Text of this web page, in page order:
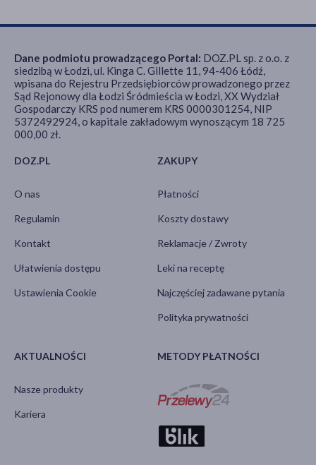
DOZ.PL
O nas
Regulamin
Kontakt
Ułatwienia dostępu
Ustawienia Cookie
ZAKUPY
Płatności
Koszty dostawy
Reklamacje / Zwroty
Leki na receptę
Najczęściej zadawane pytania
Polityka prywatności
AKTUALNOŚCI
Nasze produkty
Kariera
METODY PŁATNOŚCI
Dane podmiotu prowadzącego Portal: DOZ.PL sp. z o.o. z
siedzibą w Łodzi, ul. Kinga C. Gillette 11, 94-406 Łódź,
wpisana do Rejestru Przedsiębiorców prowadzonego przez
Sąd Rejonowy dla Łodzi Śródmieścia w Łodzi, XX Wydział
Gospodarczy KRS pod numerem KRS 0000301254, NIP
5372492924, o kapitale zakładowym wynoszącym 18 725
000,00 zł.